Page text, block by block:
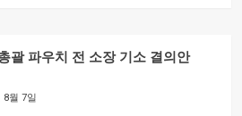
괄 파우치 전 소장 기소 결의안
8월 7일